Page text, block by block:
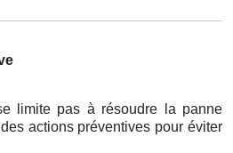
limite pas à résoudre la panne
actions préventives pour éviter